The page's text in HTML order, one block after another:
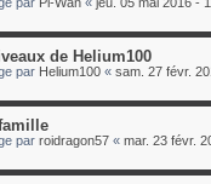
par Pi-Wan « jeu. 05 mai 2016 -
de Helium100
par Helium100 « sam. 27 févr.
par roidragon57 « mar. 23 févr.